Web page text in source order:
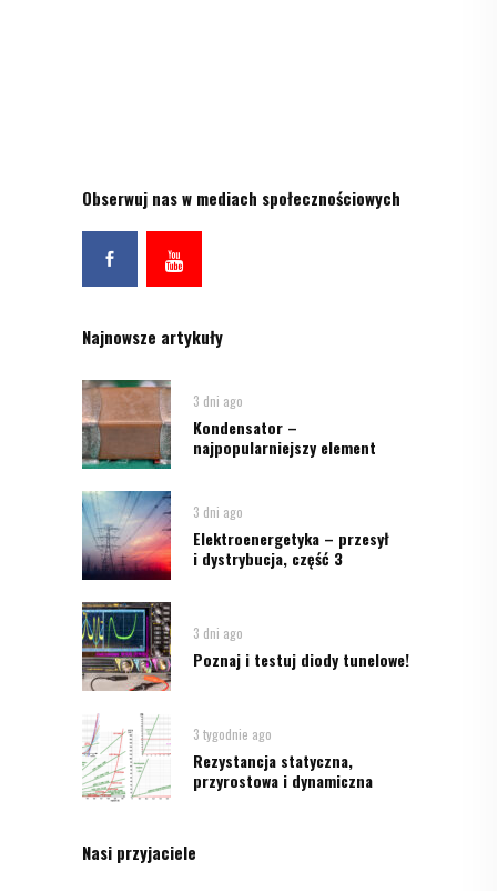
Obserwuj nas w mediach społecznościowych
Najnowsze artykuły
3 dni ago
Kondensator –
najpopularniejszy element
3 dni ago
Elektroenergetyka – przesył
i dystrybucja, część 3
3 dni ago
Poznaj i testuj diody tunelowe!
3 tygodnie ago
Rezystancja statyczna,
przyrostowa i dynamiczna
Nasi przyjaciele